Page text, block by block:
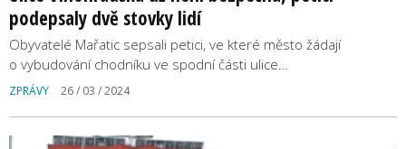
podepsaly dvě stovky lidí
Obyvatelé Mařatic sepsali petici, ve které město žádají
o vybudování chodníku ve spodní části ulice…
ZPRÁVY 26 / 03 / 2024